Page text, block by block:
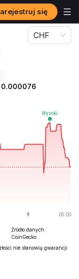
się
CHF
0.000076
Źródło danych:
CoinGecko
nie stanowią gwarancji